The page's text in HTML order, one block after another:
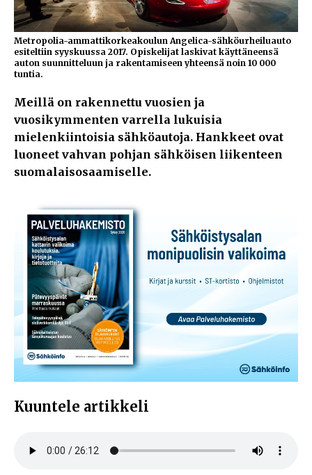
Metropolia-ammattikorkeakoulun Angelica-sähköurheiluauto
esiteltiin syyskuussa 2017. Opiskelijat laskivat käyttäneensä
auton suunnitteluun ja rakentamiseen yhteensä noin 10 000
tuntia.
Meillä on rakennettu vuosien ja
vuosikymmenten varrella lukuisia
mielenkiintoisia sähköautoja. Hankkeet ovat
luoneet vahvan pohjan sähköisen liikenteen
suomalaisosaamiselle.
Kuuntele artikkeli